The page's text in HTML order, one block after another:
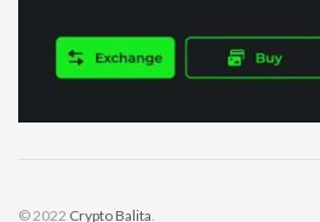
© 2022 Crypto Balita